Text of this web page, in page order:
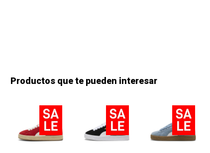
Productos que te pueden interesar